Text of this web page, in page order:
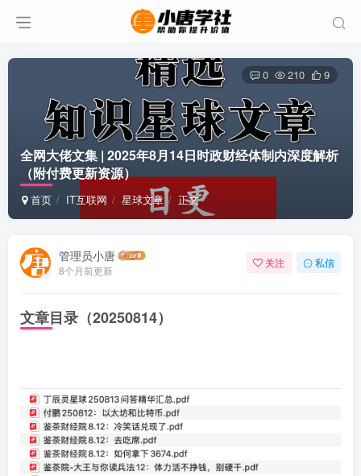
全网大佬文集 | 2025年8月14日时政财经体制内深度解析
（附付费更新资源）
首页 IT互联网 星球文章 正文
0 210 9
管理员小唐
8个月前更新
关注 私信
文章目录（20250814）